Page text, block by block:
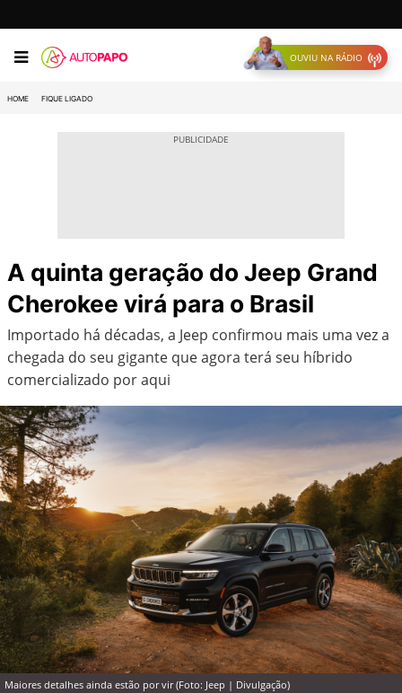
OUVIU NA RÁDIO
HOME FIQUE LIGADO
A quinta geração do Jeep Grand
Cherokee virá para o Brasil
Importado há décadas, a Jeep confirmou mais uma vez a
chegada do seu gigante que agora terá seu híbrido
comercializado por aqui
Maiores detalhes ainda estão por vir (Foto: Jeep | Divulgação)